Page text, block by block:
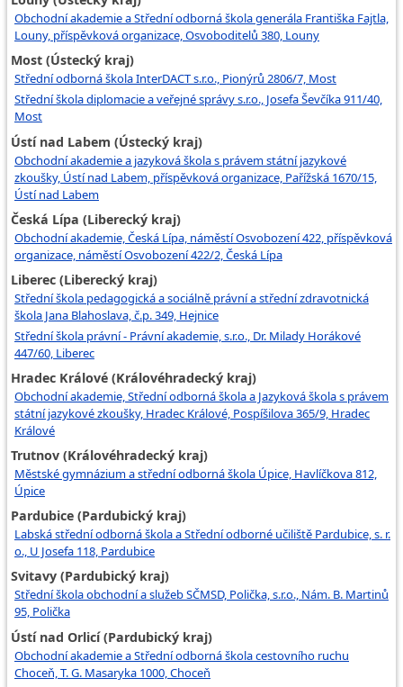
Obchodní akademie a Střední odborná škola generála Františka Fajtla,
Louny, příspěvková organizace, Osvoboditelů 380, Louny
Most (Ústecký kraj)
Střední odborná škola InterDACT s.r.o., Pionýrů 2806/7, Most
Střední škola diplomacie a veřejné správy s.r.o., Josefa Ševčíka 911/40,
Most
Ústí nad Labem (Ústecký kraj)
Obchodní akademie a jazyková škola s právem státní jazykové
zkoušky, Ústí nad Labem, příspěvková organizace, Pařížská 1670/15,
Ústí nad Labem
Česká Lípa (Liberecký kraj)
Obchodní akademie, Česká Lípa, náměstí Osvobození 422, příspěvková
organizace, náměstí Osvobození 422/2, Česká Lípa
Liberec (Liberecký kraj)
Střední škola pedagogická a sociálně právní a střední zdravotnická
škola Jana Blahoslava, č.p. 349, Hejnice
Střední škola právní - Právní akademie, s.r.o., Dr. Milady Horákové
447/60, Liberec
Hradec Králové (Královéhradecký kraj)
Obchodní akademie, Střední odborná škola a Jazyková škola s právem
státní jazykové zkoušky, Hradec Králové, Pospíšilova 365/9, Hradec
Králové
Trutnov (Královéhradecký kraj)
Městské gymnázium a střední odborná škola Úpice, Havlíčkova 812,
Úpice
Pardubice (Pardubický kraj)
Labská střední odborná škola a Střední odborné učiliště Pardubice, s. r.
o., U Josefa 118, Pardubice
Svitavy (Pardubický kraj)
Střední škola obchodní a služeb SČMSD, Polička, s.r.o., Nám. B. Martinů
95, Polička
Ústí nad Orlicí (Pardubický kraj)
Obchodní akademie a Střední odborná škola cestovního ruchu
Choceň, T. G. Masaryka 1000, Choceň